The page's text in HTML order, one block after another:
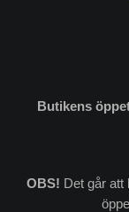
Butikens
OBS! Det går